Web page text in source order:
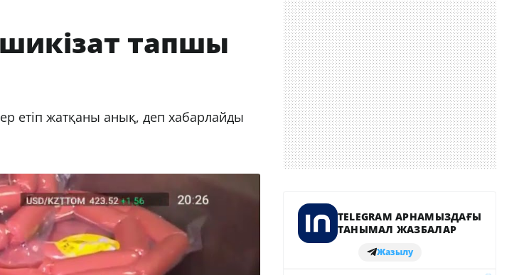
тапшы
етіп жатқаны анық, деп хабарлайды